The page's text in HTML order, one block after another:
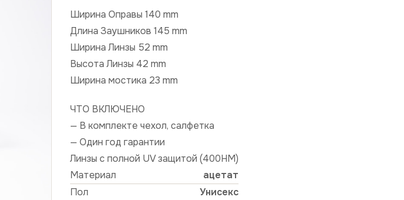
Ширина Оправы 140 mm
Длина Заушников 145 mm
Ширина Линзы 52 mm
Высота Линзы 42 mm
Ширина мостика 23 mm
ЧТО ВКЛЮЧЕНО
— В комплекте чехол, салфетка
— Один год гарантии
Линзы с полной UV защитой (400HM)
Материал
ацетат
Пол
Унисекс